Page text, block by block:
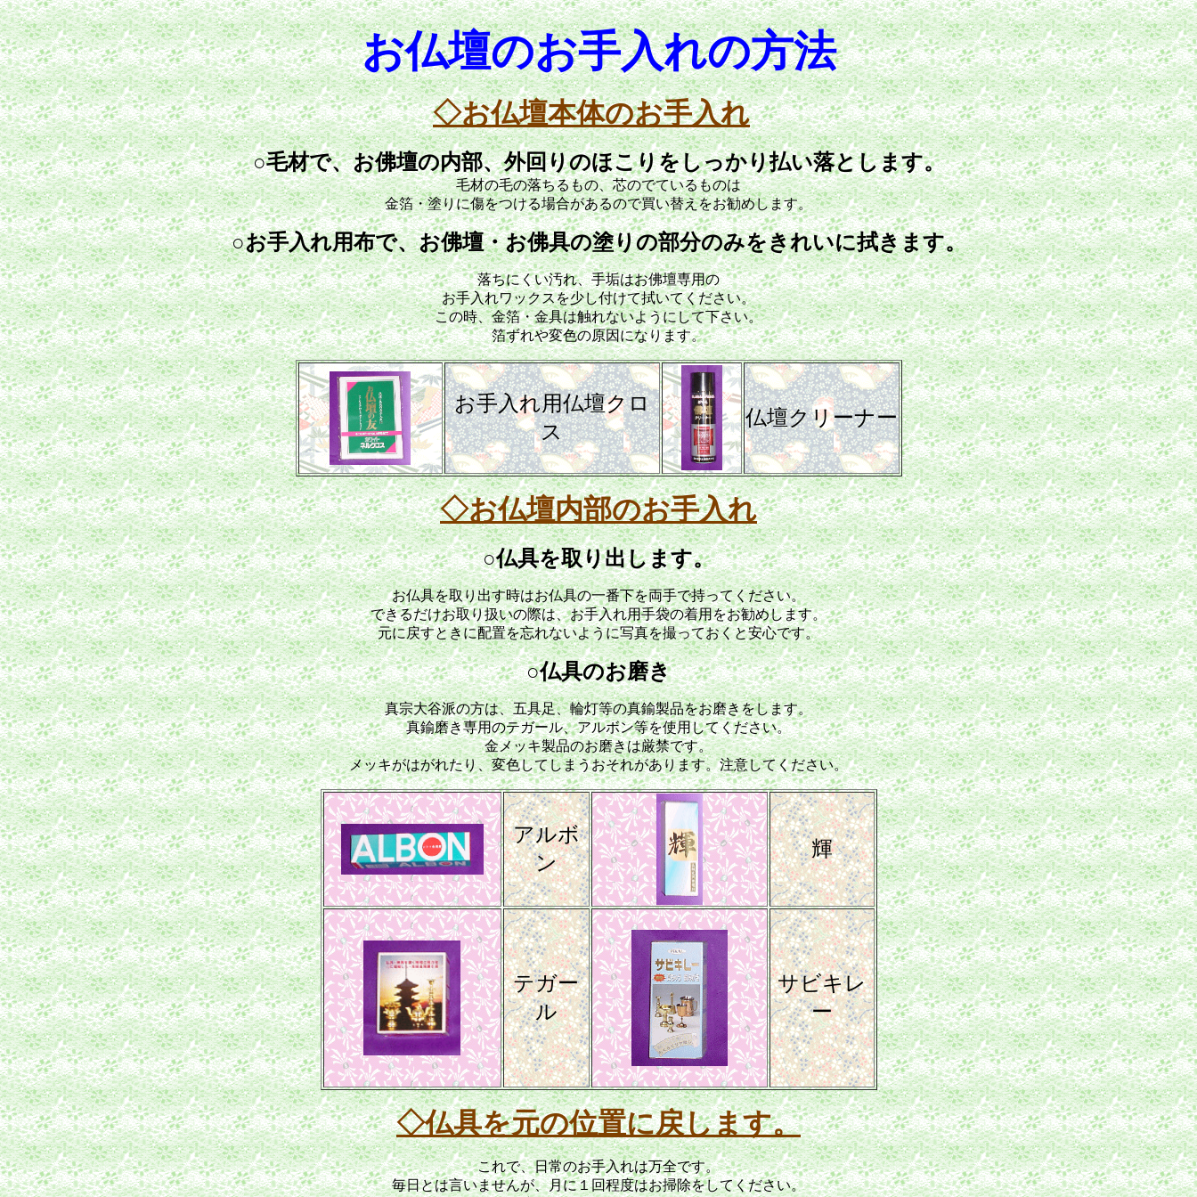
お仏壇のお手入れの方法
◇お仏壇本体のお手入れ
○毛材で、お佛壇の内部、外回りのほこりをしっかり払い落とします。
毛材の毛の落ちるもの、芯のでているものは
金箔・塗りに傷をつける場合があるので買い替えをお勧めします。
○お手入れ用布で、お佛壇・お佛具の塗りの部分のみをきれいに拭きます。
落ちにくい汚れ、手垢はお佛壇専用の
お手入れワックスを少し付けて拭いてください。
この時、金箔・金具は触れないようにして下さい。
箔ずれや変色の原因になります。
お手入れ用仏壇クロ
ス
仏壇クリーナー
◇お仏壇内部のお手入れ
○仏具を取り出します。
お仏具を取り出す時はお仏具の一番下を両手で持ってください。
できるだけお取り扱いの際は、お手入れ用手袋の着用をお勧めします。
元に戻すときに配置を忘れないように写真を撮っておくと安心です。
○仏具のお磨き
真宗大谷派の方は、五具足、輪灯等の真鍮製品をお磨きをします。
真鍮磨き専用のテガール、アルボン等を使用してください。
金メッキ製品のお磨きは厳禁です。
メッキがはがれたり、変色してしまうおそれがあります。注意してください。
アルボ
ン
輝
テガー
ル
サビキレ
ー
◇仏具を元の位置に戻します。
これで、日常のお手入れは万全です。
毎日とは言いませんが、月に１回程度はお掃除をしてください。